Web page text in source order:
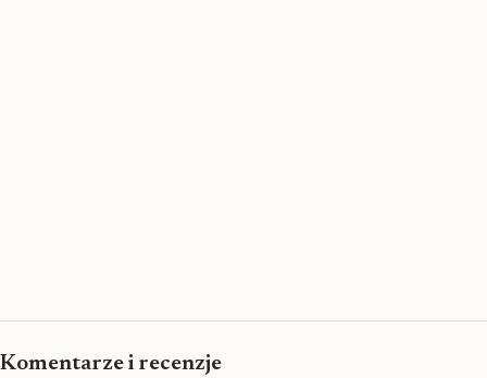
Komentarze i recenzje